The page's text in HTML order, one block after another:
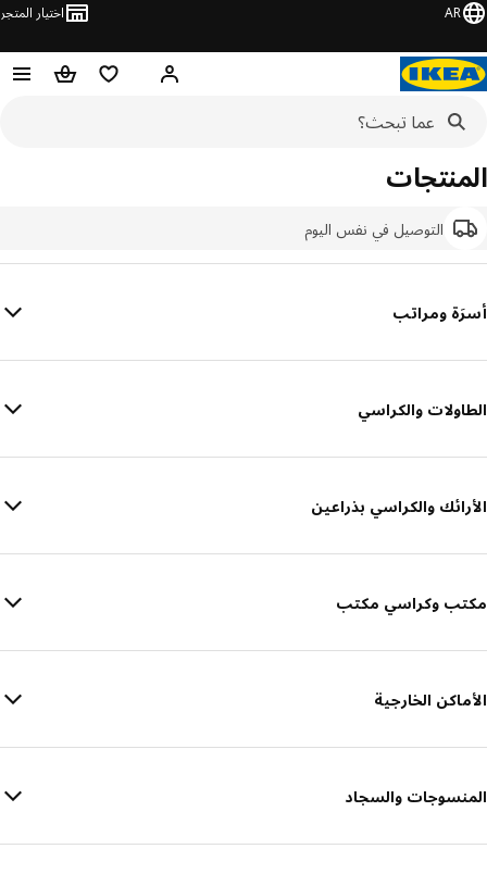
AR اختيار المتجر
مرحباً! تسجيل الدخول أو
قائمة التسوق
سلة
التوصيل في نفس اليوم
المنتجات
أسرَة ومراتب
الطاولات والكراسي
الأرائك والكراسي بذراعين
مكتب وكراسي مكتب
الأماكن الخارجية
المنسوجات والسجاد